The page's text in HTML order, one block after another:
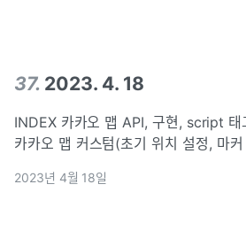
37. 2023. 4. 18
INDEX 카카오 맵 API, 구현, script 태
카카오 맵 커스텀(초기 위치 설정, 마
보통 지도가 나타나고 지도를 통해 경
2023년 4월 18일